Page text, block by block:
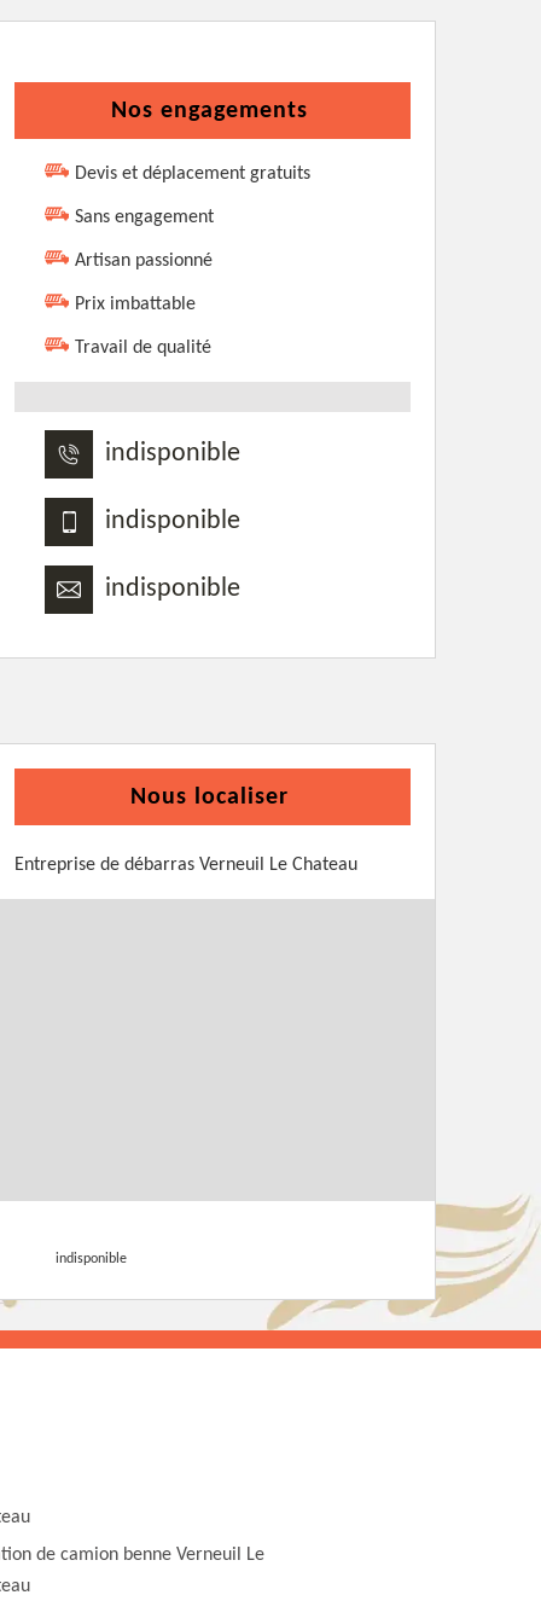
Nos engagements
Devis et déplacement gratuits
Sans engagement
Artisan passionné
Prix imbattable
Travail de qualité
indisponible
indisponible
indisponible
Nous localiser
Entreprise de débarras Verneuil Le Chateau
indisponible
de camion benne Verneuil Le